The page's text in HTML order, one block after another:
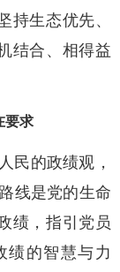
持生态优先、
结合、相得益
要求
民的政绩观，
线是党的生命
绩，指引党员
绩的智慧与力